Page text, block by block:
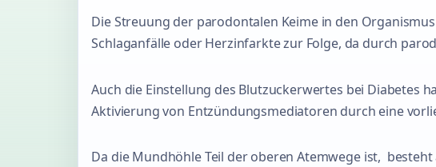
Die Streuung der parodontalen Keime in den
Schlaganfälle oder Herzinfarkte zur Folge, da durch
Auch die Einstellung des Blutzuckerwertes bei Diabetes
Aktivierung von Entzündungsmediatoren durch eine
Da die Mundhöhle Teil der oberen Atemwege ist,